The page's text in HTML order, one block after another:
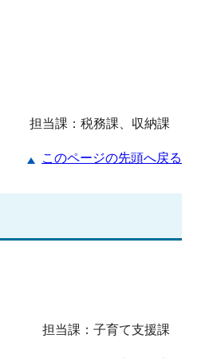
担当課：税務課、収納課
このページの先頭へ戻る
担当課：子育て支援課